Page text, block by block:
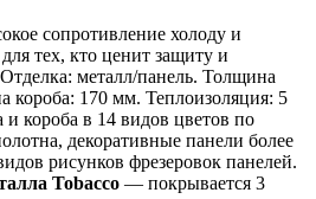
сопротивление холоду и
тех, кто ценит защиту и
металл/панель. Толщина
короба: 170 мм. Теплоизоляция: 5
короба в 14 видов цветов по
декоративные панели более
рисунков фрезеровок панелей.
Tobacco — покрывается 3